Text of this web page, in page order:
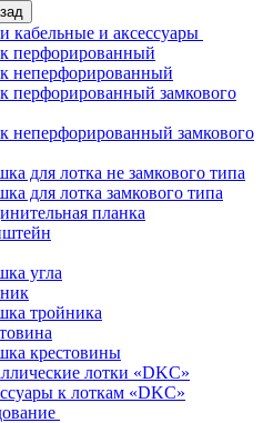
кабельные и аксессуары
перфорированный
неперфорированный
перфорированный замкового
неперфорированный замкового
для лотка не замкового типа
для лотка замкового типа
планка
угла
тройника
крестовины
лотки «DKC»
к лоткам «DKC»